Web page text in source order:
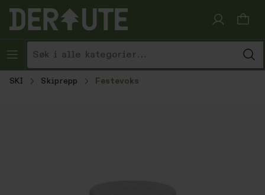
Hopp til innhold
SKI Skiprepp Festevoks